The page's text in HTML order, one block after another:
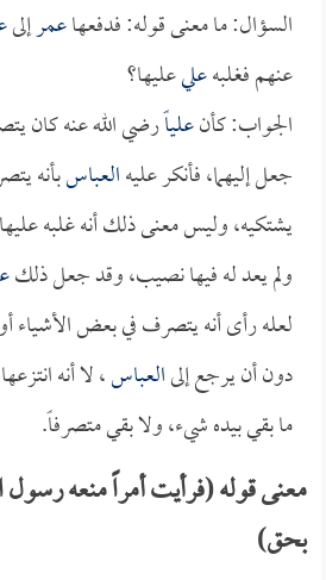
السؤال: ما معنى قوله: فدفعهاعمرإلى
عنهم فغلبهعليعليها؟
الجواب: كأنعلياًرضي الله عنه كان
جعل إليهما، فأنكر عليهالعباسبأنه
يشتكيه، وليس معنى ذلك أنه غلبه عليها
ولم يعد له فيها نصيب، وقد جعل ذلك
لعله رأى أنه يتصرف في بعض الأشياء
دون أن يرجع إلىالعباس، لا أنه
ما بقي بيده شيء، ولا بقي متصرفاً.
معنى قوله (فرأيت أمراً منعه رسول
بحق)